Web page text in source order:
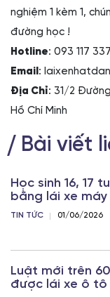
nghiệm 1 kèm 1,
đường học !
Hotline: 093 117
Email :
Địa Chỉ: 31/2
Hồ Chí Minh
Bài viết
Học sinh 16, 17
bằng lái xe máy
TIN TỨC 01/06/2026
Luật mới trên
được lái xe ô tô